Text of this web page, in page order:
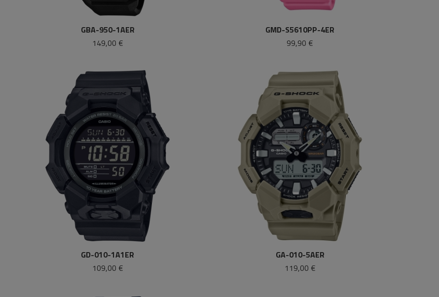
GBA-950-1AER
149,00 €
GMD-S5610PP-4ER
99,90 €
GD-010-1A1ER
109,00 €
GA-010-5AER
119,00 €